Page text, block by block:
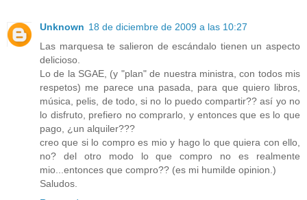
Unknown 18 de diciembre de 2009 a las 10:27
Las marquesa te salieron de escándalo tienen un aspecto
delicioso.
Lo de la SGAE, (y "plan" de nuestra ministra, con todos mis
respetos) me parece una pasada, para que quiero libros,
música, pelis, de todo, si no lo puedo compartir?? así yo no
lo disfruto, prefiero no comprarlo, y entonces que es lo que
pago, ¿un alquiler???
creo que si lo compro es mio y hago lo que quiera con ello,
no? del otro modo lo que compro no es realmente
mio...entonces que compro?? (es mi humilde opinion.)
Saludos.